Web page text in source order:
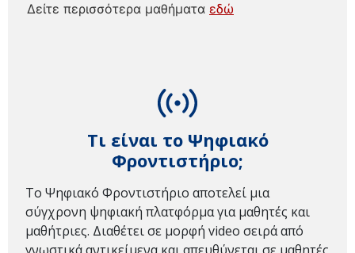
Τι είναι το Ψηφιακό
Φροντιστήριο;
Το Ψηφιακό Φροντιστήριο αποτελεί μια
σύγχρονη ψηφιακή πλατφόρμα για μαθητές και
μαθήτριες. Διαθέτει σε μορφή video σειρά από
Δείτε περισσότερα μαθήματα εδώ